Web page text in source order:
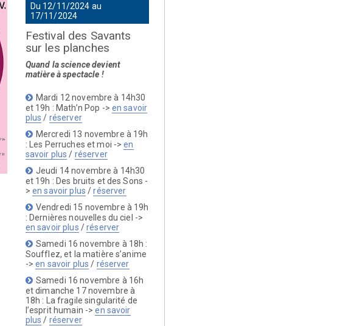
Du 12/11/2024 au
17/11/2024
Festival des Savants
sur les planches
Quand la science devient
matière à spectacle !
Mardi 12 novembre à 14h30
et 19h : Math’n Pop -> en savoir
plus / réserver
Mercredi 13 novembre à 19h
: Les Perruches et moi ->en
savoir plus / réserver
Jeudi 14 novembre à 14h30
et 19h : Des bruits et des Sons -
> en savoir plus /réserver
Vendredi 15 novembre à 19h
: Dernières nouvelles du ciel ->
en savoir plus /réserver
Samedi 16 novembre à 18h :
Soufflez, et la matière s’anime
->en savoir plus / réserver
Samedi 16 novembre à 16h
et dimanche 17 novembre à
18h : La fragile singularité de
l’esprit humain ->en savoir
plus / réserver